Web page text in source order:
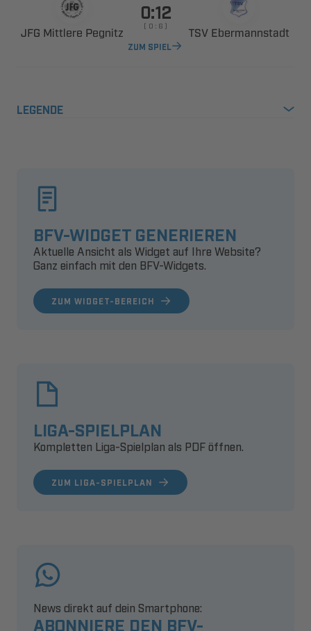
  

      
ZUM SPIEL
LEGENDE
BFV-WIDGET GENERIEREN
Aktuelle Ansicht als Widget auf Ihre Website?
Ganz einfach mit den BFV-Widgets.
ZUM WIDGET-BEREICH
LIGA-SPIELPLAN
Kompletten Liga-Spielplan als PDF öffnen.
ZUM LIGA-SPIELPLAN
ABONNIERE DEN BFV-
News direkt auf dein Smartphone: